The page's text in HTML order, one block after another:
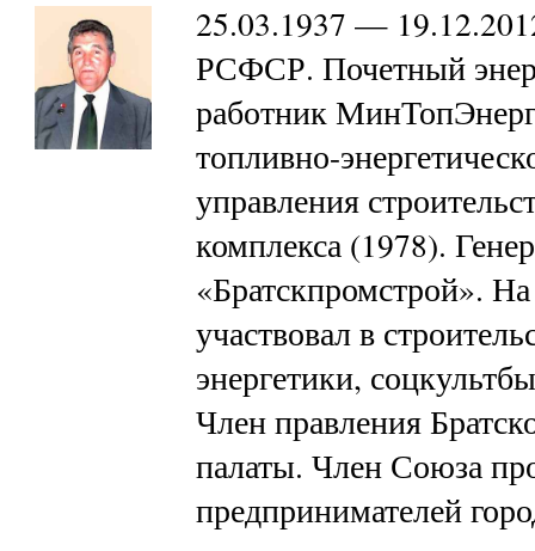
25.03.1937 —
РСФСР. Почетный
работник
топливно-
управления
комплекса (1978).
«Братскпромстрой».
участвовал в
энергетики,
Член правления
палаты. Член Союза
предпринимателей